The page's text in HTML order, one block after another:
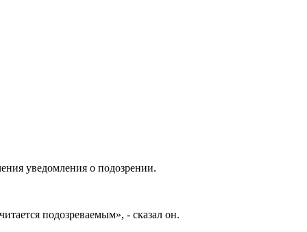
уведомления о подозрении.
подозреваемым», - сказал он.